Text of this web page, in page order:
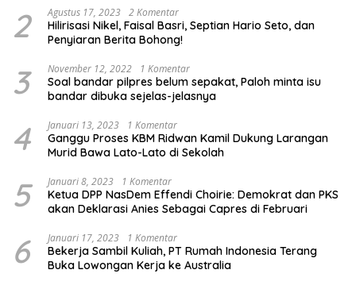
2 Agustus 17, 2023 2 Komentar
Hilirisasi Nikel, Faisal Basri, Septian Hario Seto, dan
Penyiaran Berita Bohong!
3 November 12, 2022 1 Komentar
Soal bandar pilpres belum sepakat, Paloh minta isu
bandar dibuka sejelas-jelasnya
4 Januari 13, 2023 1 Komentar
Ganggu Proses KBM Ridwan Kamil Dukung Larangan
Murid Bawa Lato-Lato di Sekolah
5 Januari 8, 2023 1 Komentar
Ketua DPP NasDem Effendi Choirie: Demokrat dan PKS
akan Deklarasi Anies Sebagai Capres di Februari
6 Januari 17, 2023 1 Komentar
Bekerja Sambil Kuliah, PT Rumah Indonesia Terang
Buka Lowongan Kerja ke Australia